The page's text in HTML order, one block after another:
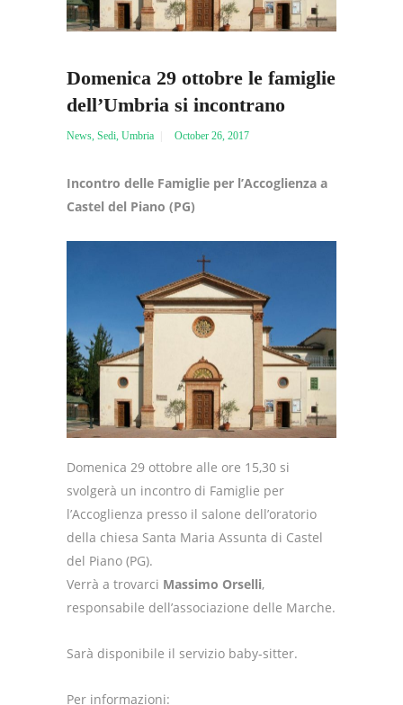
Domenica 29 ottobre le famiglie
dell’Umbria si incontrano
News Sedi Umbria October 26, 2017
Incontro delle Famiglie per l’Accoglienza a
Castel del Piano (PG)
Domenica 29 ottobre alle ore 15,30 si
svolgerà un incontro di Famiglie per
l’Accoglienza presso il salone dell’oratorio
della chiesa Santa Maria Assunta di Castel
del Piano (PG).
Verrà a trovarci Massimo Orselli,
responsabile dell’associazione delle Marche.
Sarà disponibile il servizio baby-sitter.
Per informazioni: